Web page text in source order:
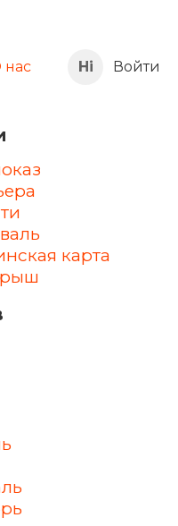
нас Войти
карта